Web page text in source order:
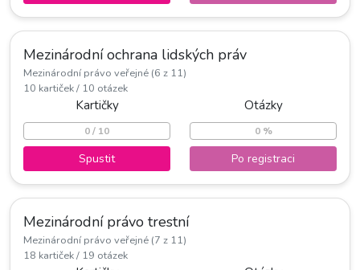
Mezinárodní ochrana lidských práv
Mezinárodní právo veřejné (6 z 11)
10 kartiček / 10 otázek
Kartičky
0 / 10
Spustit
Otázky
0 %
Po registraci
Mezinárodní právo trestní
Mezinárodní právo veřejné (7 z 11)
18 kartiček / 19 otázek